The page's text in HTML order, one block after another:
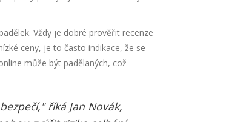
Vždy je dobré prověřit recenze
ceny, je to často indikace, že se
může být padělaných, což
říká Jan Novák,